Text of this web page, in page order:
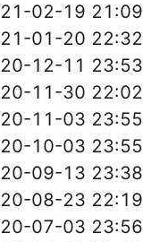
02-19 21:09
01-20 22:32
12-11 23:53
11-30 22:02
11-03 23:55
10-03 23:55
09-13 23:38
08-23 22:19
07-03 23:56